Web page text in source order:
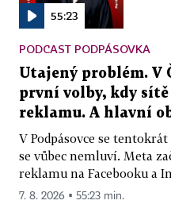
55:23
PODCAST PODPÁSOVKA
Utajený problém. V
první volby, kdy
reklamu. A hlavní
V Podpásovce se
se vůbec nemluví. Meta
reklamu na Facebooku a
7. 8. 2026 ▪ 55:23 min.